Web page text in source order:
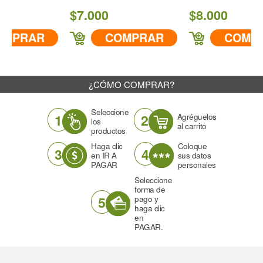
80°
Descarga cc/min a 43 PSI
IR A COMPRAR
$7.000
COMPRAR
$8.000
COMPRAR
¿CÓMO COMPRAR?
1
Seleccione
los
productos
2
Agréguelos
al carrito
3
Haga clic
en IR A
PAGAR
4
Coloque
sus datos
personales
5
Seleccione
forma de
pago y
haga clic
en
PAGAR.